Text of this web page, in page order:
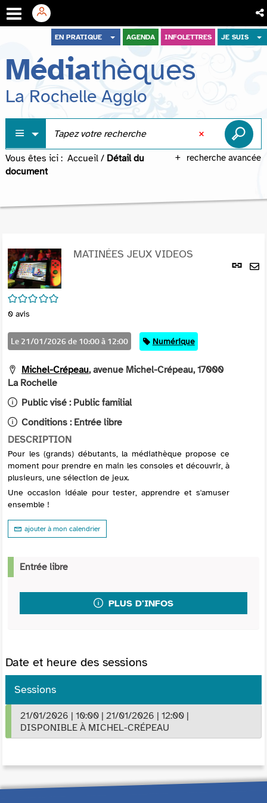
menu
contenu
recherche
EN PRATIQUE AGENDA INFOLETTRES JE SUIS
Médiathèques
La Rochelle Agglo
recherche avancée
Vous êtes ici : Accueil / Détail du
document
Lien
/5
0 avis
MATINÉES JEUX VIDEOS
Le 21/01/2026 de 10:00 à 12:00 Catégorie
Numérique
Michel-Crépeau, avenue Michel-Crépeau, 17000
La Rochelle
Public visé : Public familial
Conditions : Entrée libre
DESCRIPTION
Pour les (grands) débutants, la médiathèque propose ce
moment pour prendre en main les consoles et découvrir, à
plusieurs, une sélection de jeux.
Une occasion idéale pour tester, apprendre et s'amuser
ensemble !
ajouter à mon calendrier
Entrée libre
PLUS D'INFOS
Date et heure des sessions
Sessions
21/01/2026 | 10:00 | 21/01/2026 | 12:00 |
DISPONIBLE À MICHEL-CRÉPEAU